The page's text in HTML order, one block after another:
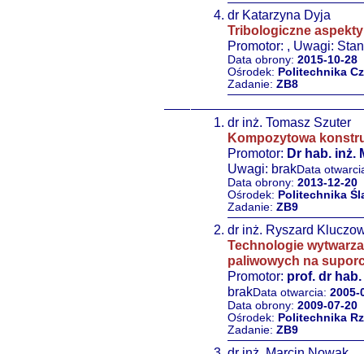
dr Katarzyna Dyja
Tribologiczne
Promotor: , Uwagi:
Data obrony: 2015-10-28
Ośrodek: Politechnika
Zadanie: ZB8
dr inż. Tomasz Szuter
Kompozytowa
Promotor: Dr hab. inż.
Uwagi: brakData
Data obrony: 2013-12-20
Ośrodek: Politechnika
Zadanie: ZB9
dr inż. Ryszard
Technologie
paliwowych na
Promotor: prof. dr
brakData otwarcia: 2005-
Data obrony: 2009-07-20
Ośrodek: Politechnika
Zadanie: ZB9